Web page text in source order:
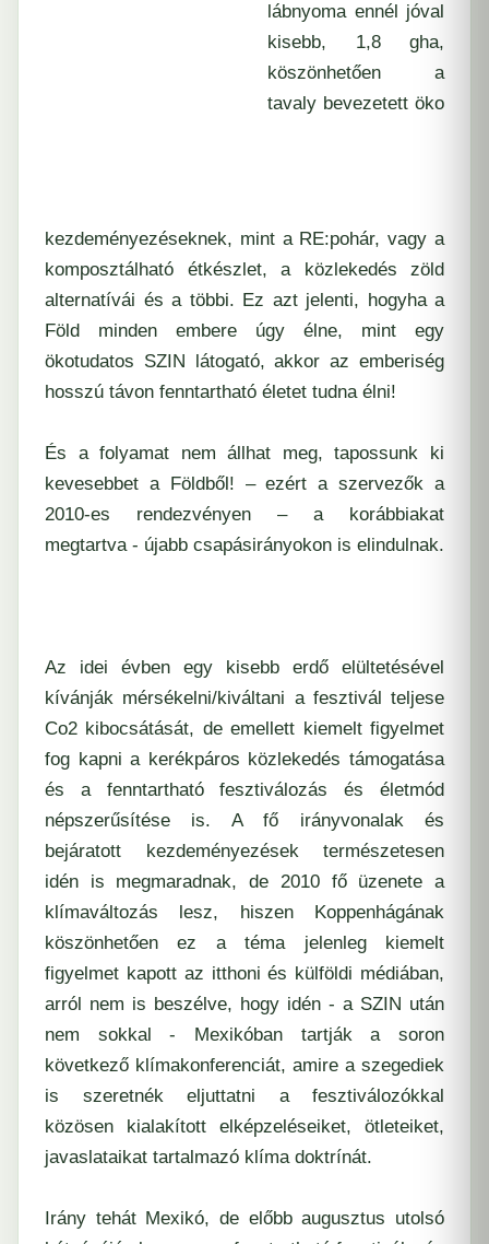
lábnyoma ennél jóval
kisebb, 1,8 gha,
köszönhetően a
tavaly bevezetett öko
kezdeményezéseknek, mint a RE:pohár, vagy a
komposztálható étkészlet, a közlekedés zöld
alternatívái és a többi. Ez azt jelenti, hogyha a
Föld minden embere úgy élne, mint egy
ökotudatos SZIN látogató, akkor az emberiség
hosszú távon fenntartható életet tudna élni!
És a folyamat nem állhat meg, tapossunk ki
kevesebbet a Földből! – ezért a szervezők a
2010-es rendezvényen – a korábbiakat
megtartva - újabb csapásirányokon is elindulnak.
Az idei évben egy kisebb erdő elültetésével
kívánják mérsékelni/kiváltani a fesztivál teljese
Co2 kibocsátását, de emellett kiemelt figyelmet
fog kapni a kerékpáros közlekedés támogatása
és a fenntartható fesztiválozás és életmód
népszerűsítése is. A fő irányvonalak és
bejáratott kezdeményezések természetesen
idén is megmaradnak, de 2010 fő üzenete a
klímaváltozás lesz, hiszen Koppenhágának
köszönhetően ez a téma jelenleg kiemelt
figyelmet kapott az itthoni és külföldi médiában,
arról nem is beszélve, hogy idén - a SZIN után
nem sokkal - Mexikóban tartják a soron
következő klímakonferenciát, amire a szegediek
is szeretnék eljuttatni a fesztiválozókkal
közösen kialakított elképzeléseiket, ötleteiket,
javaslataikat tartalmazó klíma doktrínát.
Irány tehát Mexikó, de előbb augusztus utolsó